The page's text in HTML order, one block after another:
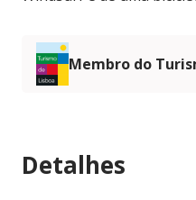
Membro do
Detalhes